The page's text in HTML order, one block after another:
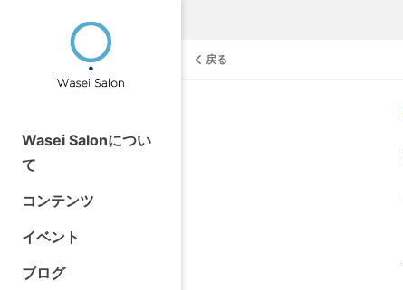
Wasei Salonについ
て
コンテンツ
イベント
ブログ
戻る